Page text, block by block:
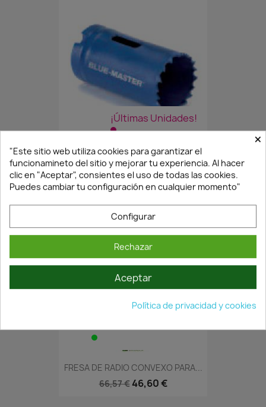
¡Últimas Unidades!
CORONA BROCA BIMETAL Nº83...
32,09 € 22,46 €
FRESA DE RADIO CONVEXO PARA...
66,57 € 46,60 €
×
"Este sitio web utiliza cookies para garantizar el
funcionamineto del sitio y mejorar tu experiencia. Al hacer
clic en "Aceptar", consientes el uso de todas las cookies.
Puedes cambiar tu configuración en cualquier momento"
Configurar
Rechazar
Aceptar
Política de privacidad y cookies